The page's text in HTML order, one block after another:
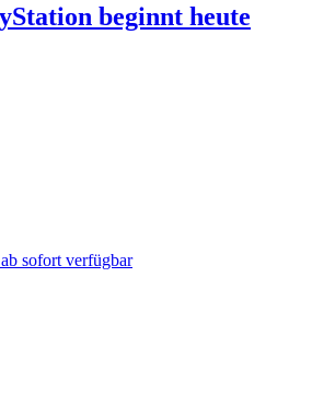
beginnt heute
sofort verfügbar